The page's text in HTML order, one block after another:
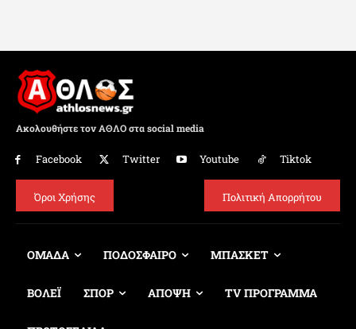
Ακολουθήστε τον ΑΘΛΟ στα social media
Facebook Twitter Youtube Tiktok
Όροι Χρήσης Πολιτική Απορρήτου
ΟΜΑΔΑ ΠΟΔΟΣΦΑΙΡΟ ΜΠΑΣΚΕΤ
ΒΟΛΕΪ ΣΠΟΡ ΑΠΟΨΗ TV ΠΡΟΓΡΑΜΜΑ